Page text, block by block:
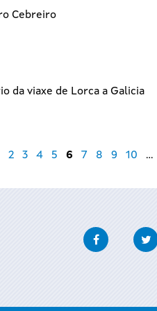
Cebreiro
da viaxe de Lorca a Galicia
2 3 4 5 6 7 8 9 10 …
Facebook